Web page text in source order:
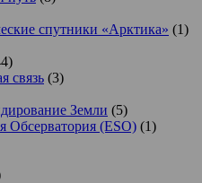
спутники «Арктика» (1)
связь (3)
Земли (5)
Обсерватория (ESO) (1)